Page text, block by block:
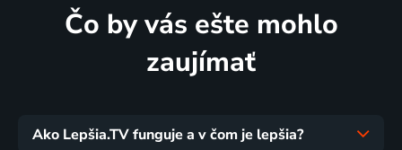
Čo by vás ešte mohlo
zaujímať
Ako Lepšia.TV funguje a v čom je lepšia?